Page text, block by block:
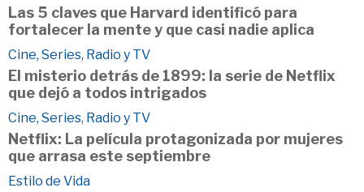
Las 5 claves que Harvard identificó para
fortalecer la mente y que casi nadie aplica
Cine, Series, Radio y TV
El misterio detrás de 1899: la serie de Netflix
que dejó a todos intrigados
Cine, Series, Radio y TV
Netflix: La película protagonizada por mujeres
que arrasa este septiembre
Estilo de Vida